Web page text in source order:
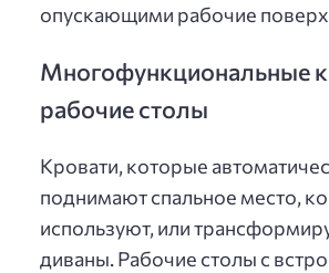
опускающими рабочие
Многофункциональные
рабочие столы
Кровати, которые
поднимают спальное место,
используют, или
диваны. Рабочие столы с